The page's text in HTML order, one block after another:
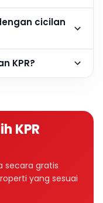
cicilan
KPR?
KPR
secara gratis
yang sesuai